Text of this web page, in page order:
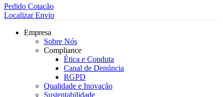
Pedido Cotação
Localizar Envio
Empresa
Sobre Nós
Compliance
Ética e Conduta
Canal de Denúncia
RGPD
Qualidade e Inovação
Sustentabilidade